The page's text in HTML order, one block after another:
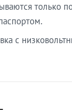
только
с